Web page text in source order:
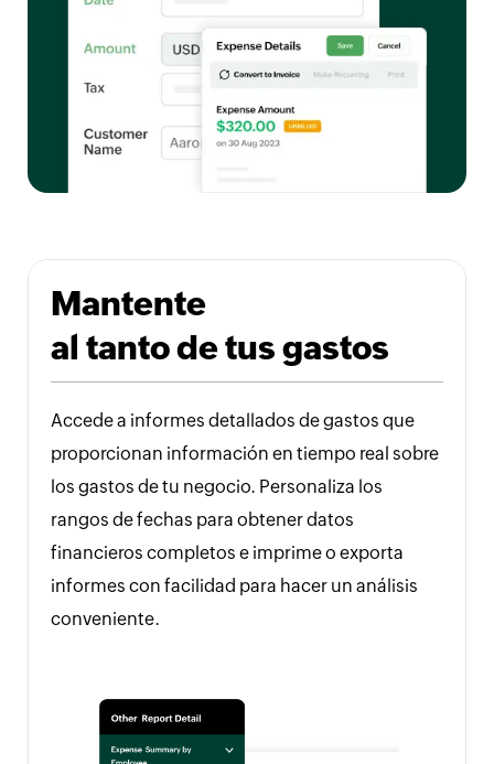
Mantente
al tanto de tus gastos
Accede a informes detallados de gastos que
proporcionan información en tiempo real sobre
los gastos de tu negocio. Personaliza los
rangos de fechas para obtener datos
financieros completos e imprime o exporta
informes con facilidad para hacer un análisis
conveniente.